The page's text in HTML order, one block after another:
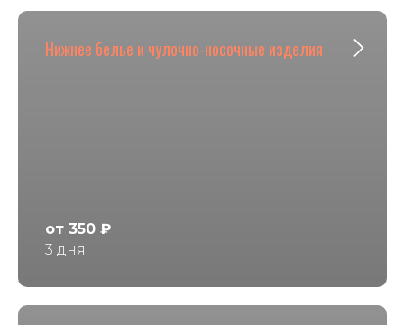
Нижнее белье и чулочно-носочные изделия
от 350 ₽
3 дня